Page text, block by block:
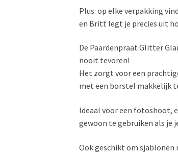
prijs
was:
prijs
is:
Plus: op elke verpakking
en Britt legt je precies uit
De Paardenpraat Glitter
nooit tevoren!
Het zorgt voor een
met een borstel makkelijk
Ideaal voor een fotoshoot,
gewoon te gebruiken als je
Ook geschikt om sjablonen